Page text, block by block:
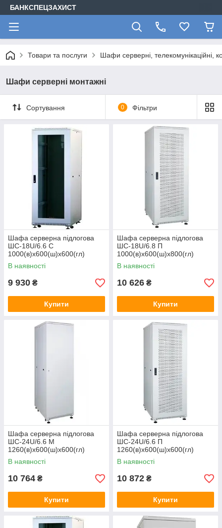
БАНКСПЕЦЗАХИСТ
Товари та послуги Шафи серверні, телекомунікаційні,
Шафи серверні монтажні
Сортування 0 Фільтри
Шафа серверна підлогова
ШС-18U/6.6 C
1000(в)х600(ш)х600(гл)
В наявності
9 930 ₴
Купити
Шафа серверна підлогова
ШС-18U/6.8 П
1000(в)х600(ш)х800(гл)
В наявності
10 626 ₴
Купити
Шафа серверна підлогова
ШС-24U/6.6 М
1260(в)х600(ш)х600(гл)
В наявності
10 764 ₴
Купити
Шафа серверна підлогова
ШС-24U/6.6 П
1260(в)х600(ш)х600(гл)
В наявності
10 872 ₴
Купити